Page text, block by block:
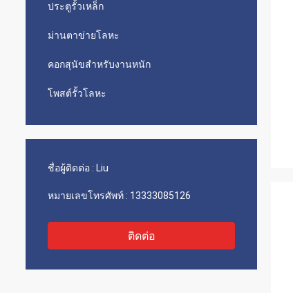
ประตูรั้วเหล็ก
ม่านตาข่ายโลหะ
คอกสุนัขสำหรับงานหนัก
โพสต์รั้วโลหะ
ชื่อผู้ติดต่อ : Liu
หมายเลขโทรศัพท์ : 13333085126
ติดต่อ